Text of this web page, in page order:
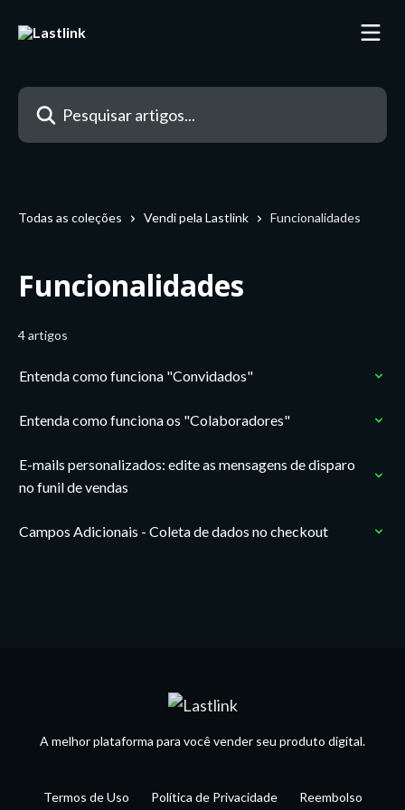
Pesquisar artigos...
Todas as coleções Vendi pela Lastlink Funcionalidades
Funcionalidades
4 artigos
Entenda como funciona "Convidados"
Entenda como funciona os "Colaboradores"
E-mails personalizados: edite as mensagens de disparo
no funil de vendas
Campos Adicionais - Coleta de dados no checkout
A melhor plataforma para você vender seu produto digital.
Termos de Uso Política de Privacidade Reembolso